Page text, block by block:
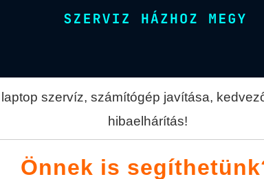
szervíz, számítógép javítása,
hibaelhárítás!
Önnek is